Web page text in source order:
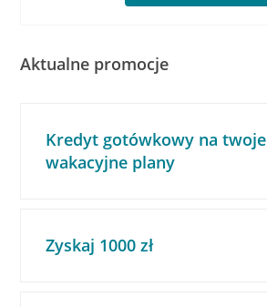
Aktualne promocje
Kredyt gotówkowy na twoje
wakacyjne plany
Zyskaj 1000 zł